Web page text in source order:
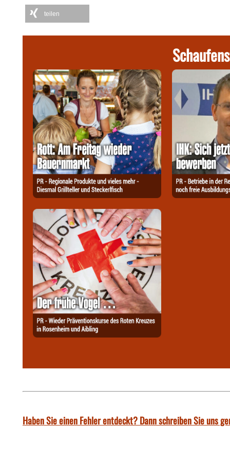
teilen
Haben Sie einen Fehler entdeckt? Dann schreiben Sie uns